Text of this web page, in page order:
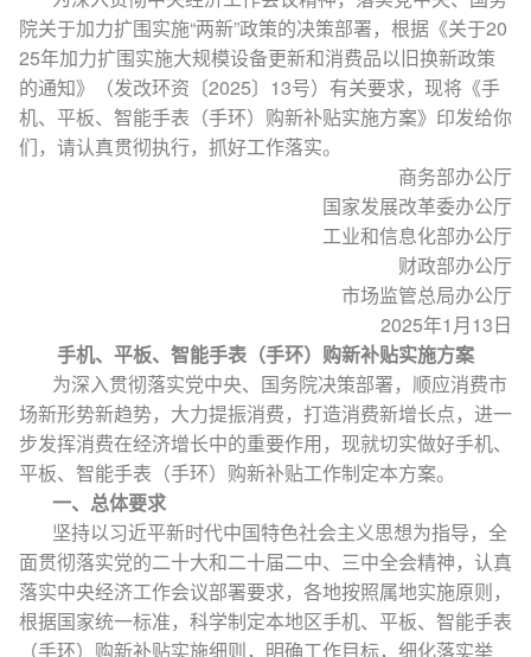
院关于加力扩围实施“两新”政策的决策部署，根据《关于20
25年加力扩围实施大规模设备更新和消费品以旧换新政策
的通知》（发改环资〔2025〕13号）有关要求，现将《手
机、平板、智能手表（手环）购新补贴实施方案》印发给你
们，请认真贯彻执行，抓好工作落实。
商务部办公厅
国家发展改革委办公厅
工业和信息化部办公厅
财政部办公厅
市场监管总局办公厅
2025年1月13日
手机、平板、智能手表（手环） 购新补贴实施方案
为深入贯彻落实党中央、国务院决策部署，顺应消费市
场新形势新趋势，大力提振消费，打造消费新增长点，进一
步发挥消费在经济增长中的重要作用，现就切实做好手机、
平板、智能手表（手环）购新补贴工作制定本方案。
一、总体要求
坚持以习近平新时代中国特色社会主义思想为指导，全
面贯彻落实党的二十大和二十届二中、三中全会精神，认真
落实中央经济工作会议部署要求，各地按照属地实施原则，
根据国家统一标准，科学制定本地区手机、平板、智能手表
（手环）购新补贴实施细则，明确工作目标，细化落实举